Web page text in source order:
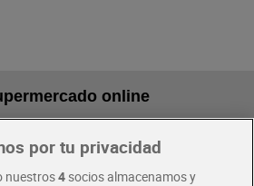
online
por tu privacidad
nuestros4socios almacenamos y